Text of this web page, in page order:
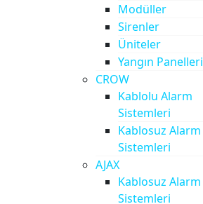
Modüller
Sirenler
Üniteler
Yangın Panelleri
CROW
Kablolu Alarm
Sistemleri
Kablosuz Alarm
Sistemleri
AJAX
Kablosuz Alarm
Sistemleri